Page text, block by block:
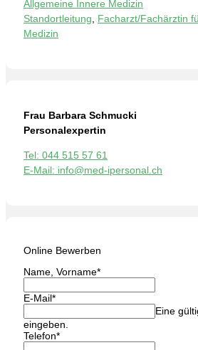
Allgemeine Innere Medizin
Standortleitung
Facharzt/Fachärztin
Medizin
Frau Barbara Schmucki
Personalexpertin
Tel: 044 515 57 61
E-Mail: info@med-ipersonal.ch
Online Bewerben
Name, Vorname*
E-Mail*
Eine
eingeben.
Telefon*